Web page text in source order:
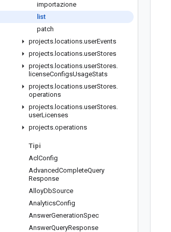
importazione
list
patch
projects. locations.userEvents
projects. locations.userStores
projects. locations.userStores.
licenseConfigsUsageStats
projects. locations.userStores.
operations
projects. locations.userStores.
userLicenses
projects.operations
Tipi
Acl Config
AdvancedCompleteQuery
Response
AlloyDbSource
AnalyticsConfig
AnswerGenerationSpec
AnswerQueryResponse